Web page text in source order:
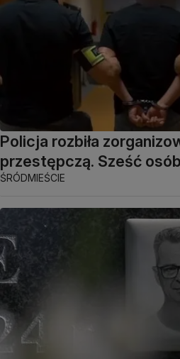
Policja rozbiła
przestępczą. Sześć
ŚRÓDMIEŚCIE